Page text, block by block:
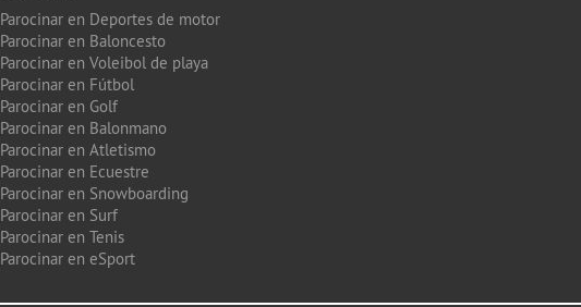
Parocinar en Deportes de motor
Parocinar en Baloncesto
Parocinar en Voleibol de playa
Parocinar en Fútbol
Parocinar en Golf
Parocinar en Balonmano
Parocinar en Atletismo
Parocinar en Ecuestre
Parocinar en Snowboarding
Parocinar en Surf
Parocinar en Tenis
Parocinar en eSport